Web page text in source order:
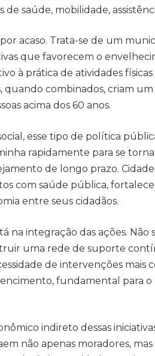
saúde, mobilidade,
acaso. Trata-se de um
que favorecem o
à prática de atividades
quando combinados, criam
acima dos 60 anos.
esse tipo de política
rapidamente para se
de longo prazo.
com saúde pública,
entre seus cidadãos.
na integração das ações. Não
uma rede de suporte
de intervenções mais
fundamental para o
indireto dessas
não apenas moradores,